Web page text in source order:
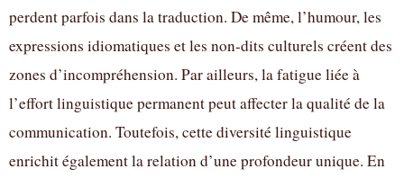
perdent parfois dans la traduction. De même, l’humour, les
expressions idiomatiques et les non-dits culturels créent des
zones d’incompréhension. Par ailleurs, la fatigue liée à
l’effort linguistique permanent peut affecter la qualité de la
communication. Toutefois, cette diversité linguistique
enrichit également la relation d’une profondeur unique. En